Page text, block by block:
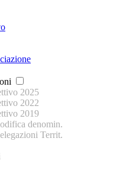
2025
2022
2019
denomin.
Territ.